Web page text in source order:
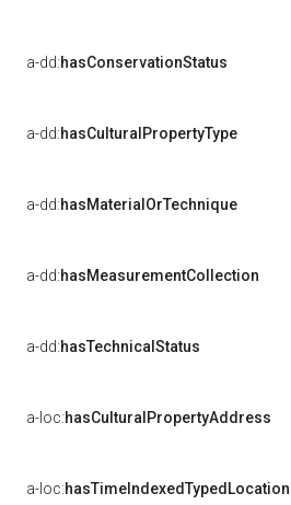
a-dd:hasConservationStatus
a-dd:hasCulturalPropertyType
a-dd:hasMaterialOrTechnique
a-dd:hasMeasurementCollection
a-dd:hasTechnicalStatus
a-loc:hasCulturalPropertyAddress
a-loc:hasTimeIndexedTypedLocation